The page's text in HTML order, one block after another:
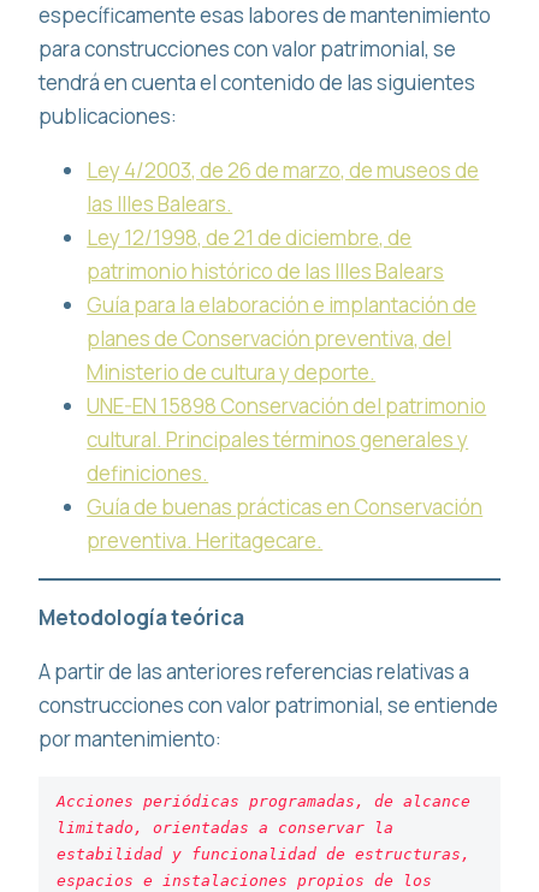
específicamente esas labores de mantenimiento
para construcciones con valor patrimonial, se
tendrá en cuenta el contenido de las siguientes
publicaciones:
Ley 4/2003, de 26 de marzo, de museos de
las Illes Balears.
Ley 12/1998, de 21 de diciembre, de
patrimonio histórico de las Illes Balears
Guía para la elaboración e implantación de
planes de Conservación preventiva, del
Ministerio de cultura y deporte.
UNE-EN 15898 Conservación del patrimonio
cultural. Principales términos generales y
definiciones.
Guía de buenas prácticas en Conservación
preventiva. Heritagecare.
Metodología teórica
A partir de las anteriores referencias relativas a
construcciones con valor patrimonial, se entiende
por mantenimiento:
Acciones periódicas programadas, de alcance
limitado, orientadas a conservar la
estabilidad y funcionalidad de estructuras,
espacios e instalaciones propios de los